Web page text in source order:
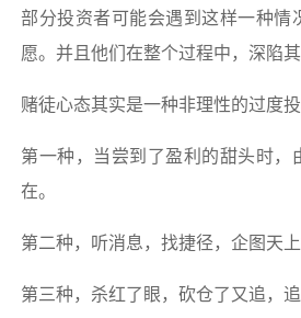
部分投资者可能会遇到这样一种情
愿。并且他们在整个过程中，深陷
赌徒心态其实是一种非理性的过度
第一种，当尝到了盈利的甜头时
在。
第二种，听消息，找捷径，企图天
第三种，杀红了眼，砍仓了又追，